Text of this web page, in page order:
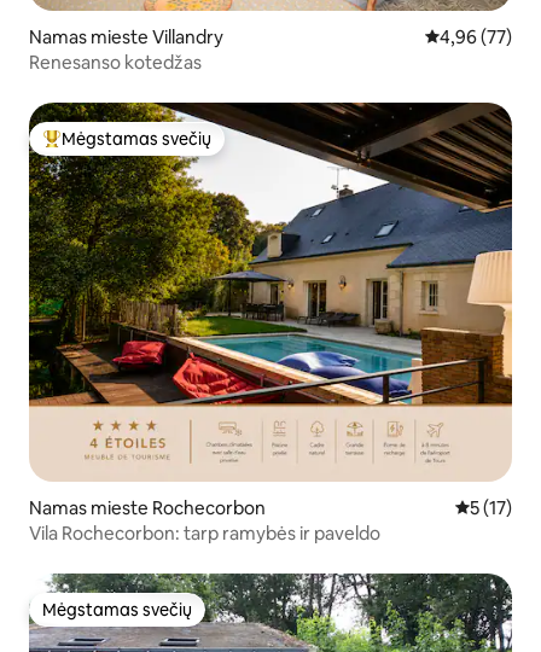
Namas mieste Villandry Vidutinis
4,96 (77)
Renesanso kotedžas
Svečių mėgstamiausias
Mėgstamas svečių
Namas mieste Rochecorbon Vidutinis
5 (17)
Vila Rochecorbon: tarp ramybės ir paveldo
Mėgstamas svečių
Mėgstamas svečių